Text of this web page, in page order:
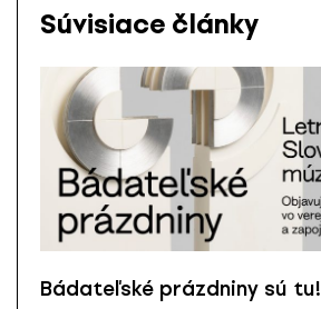
Súvisiace články
Bádateľské prázdniny sú tu!